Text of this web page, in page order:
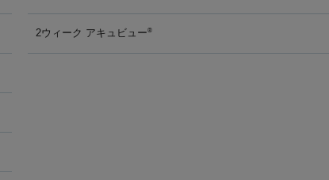
2ウィーク アキュビュー®